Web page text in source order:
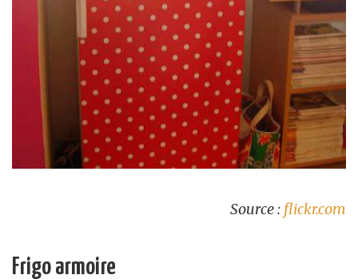
Source : flickr.com
Frigo armoire